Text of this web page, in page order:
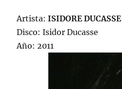
Artista:ISIDORE DUCASSE
Disco: Isidor Ducasse
Año: 2011